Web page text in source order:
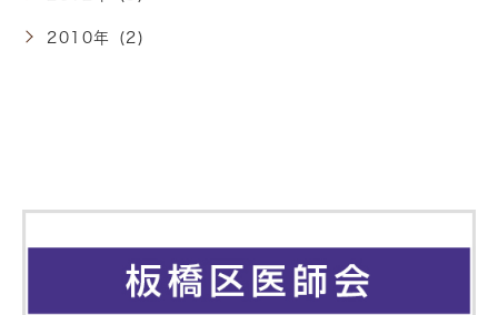
2010年 (2)